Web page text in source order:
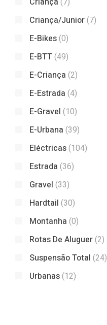
Criança/Junior(7)
E-Bikes(0)
E-BTT(49)
E-Criança (2)
E-Estrada (4)
E-Gravel (10)
E-Urbana (39)
Eléctricas(104)
Estrada (36)
Gravel (33)
Hardtail (30)
Montanha (0)
Rotas De Aluguer(2)
Suspensão Total (24)
Urbanas(12)